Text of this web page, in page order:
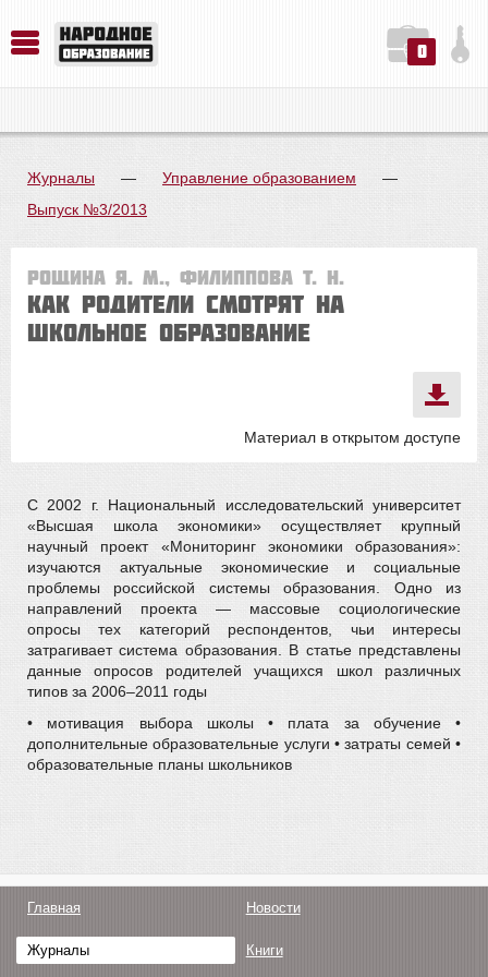
0
Журналы — Управление образованием
—
Выпуск №3/2013
Рощина Я. М., Филиппова Т. Н.
Как родители смотрят на
школьное образование
Материал в открытом доступе
С 2002 г. Национальный исследовательский университет
«Высшая школа экономики» осуществляет крупный
научный проект «Мониторинг экономики образования»:
изучаются актуальные экономические и социальные
проблемы российской системы образования. Одно из
направлений проекта — массовые социологические
опросы тех категорий респондентов, чьи интересы
затрагивает система образования. В статье представлены
данные опросов родителей учащихся школ различных
типов за 2006–2011 годы
• мотивация выбора школы • плата за обучение •
дополнительные образовательные услуги • затраты семей •
образовательные планы школьников
Главная Новости
Журналы Книги